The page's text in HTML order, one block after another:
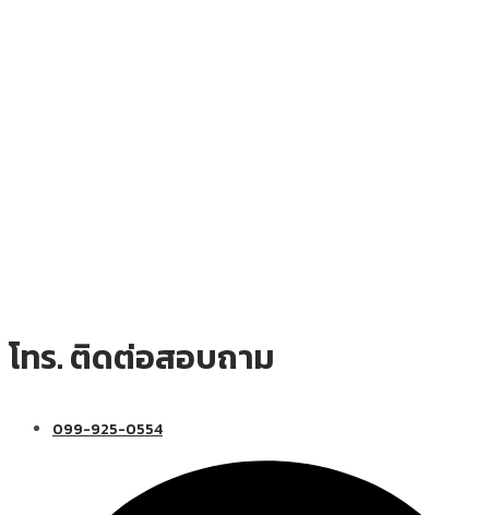
โทร. ติดต่อสอบถาม
099-925-0554